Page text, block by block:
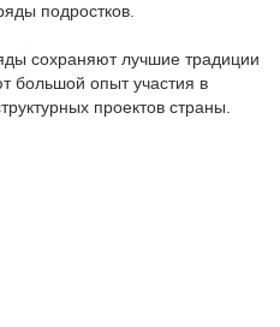
подростков.
сохраняют лучшие традиции
большой опыт участия в
проектов страны.